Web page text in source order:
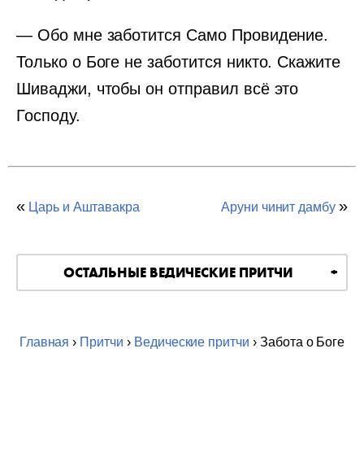
— Обо мне заботится Само Провидение.
Только о Боге не заботится никто. Скажите
Шиваджи, чтобы он отправил всё это
Господу.
« Царь и Аштавакра Аруни чинит дамбу »
ОСТАЛЬНЫЕ ВЕДИЧЕСКИЕ ПРИТЧИ
Главная › Притчи › Ведические притчи › Забота о Боге